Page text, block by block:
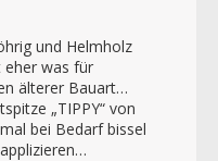
und Helmholz
eher was für
älterer Bauart…
„TIPPY“ von
bei Bedarf bissel